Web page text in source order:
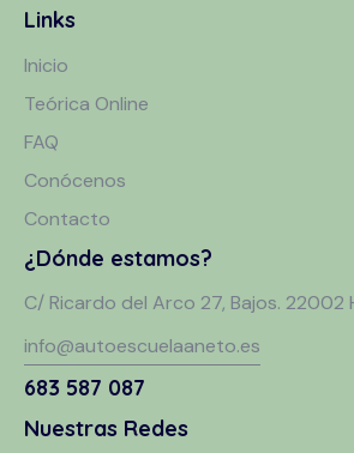
Links
Inicio
Teórica Online
FAQ
Conócenos
Contacto
¿Dónde estamos?
C/ Ricardo del Arco 27, Bajos. 22002
info@autoescuelaaneto.es
683 587 087
Nuestras Redes